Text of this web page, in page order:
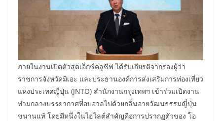
​ภายในงานเปิดตัวสุดเอ็กซ์คลูซีฟ ได้รับเกียรติจากรองผู้ว่า
ราชการจังหวัดมิเอะ และประธานองค์การส่งเสริมการท่องเที่ยว
แห่งประเทศญี่ปุ่น (JNTO) สำนักงานกรุงเทพฯ เข้าร่วมเปิดงาน
ท่ามกลางบรรยากาศที่อบอวลไปด้วยกลิ่นอายวัฒนธรรมญี่ปุ่น
ขนานแท้ โดยมีหนึ่งในไฮไลต์สำคัญคือการปรากฏตัวของ โอ